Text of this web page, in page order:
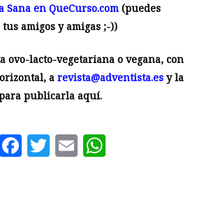
Sana en QueCurso.com(puedes
amigos y amigas ;-))
ovo-lacto-vegetariana o vegana, con
a revista@adventista.es y la
publicarla aquí.
Facebook
Twitter
Email